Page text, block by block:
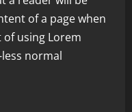
of a page when
using Lorem
normal